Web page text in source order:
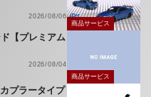
2026/08/06
商品サービス
【プレミアム
2026/08/04
商品サービス
プラータイプ